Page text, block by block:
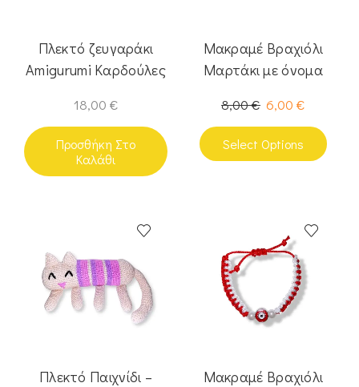
Πλεκτό ζευγαράκι
Amigurumi Καρδούλες
18,00 €
Προσθήκη Στο
Καλάθι
Μακραμέ Βραχιόλι
Μαρτάκι με όνομα
8,00€ 6,00 €
Select Options
Πλεκτό Παιχνίδι –
Μακραμέ Βραχιόλι